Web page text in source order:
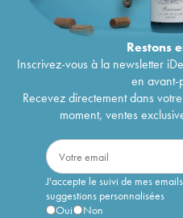
Restons
Inscrivez-vous à la newsletter
en avant-
Recevez directement dans
moment, ventes
J'accepte le suivi de mes
suggestions personnalisées
Oui
Non